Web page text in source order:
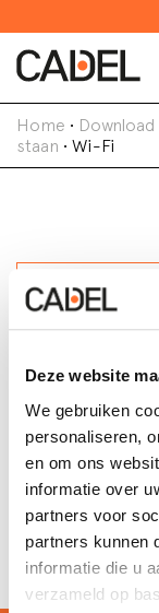
Deze website
We gebruiken
personaliseren,
en om ons
informatie over
partners voor
partners kunnen
informatie die u
verzameld op
Home • Download
staan • Wi-Fi
Search
Voornaam
BLUE GIGA
EASY CONNECT
NAVEL STAND